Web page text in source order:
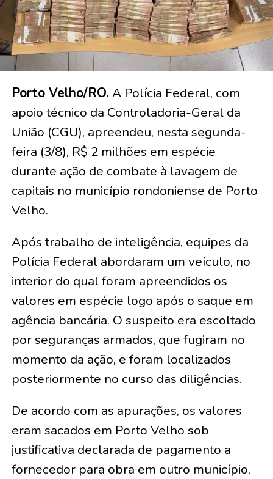
Porto Velho/RO. A Polícia Federal, com
apoio técnico da Controladoria-Geral da
União (CGU), apreendeu, nesta segunda-
feira (3/8), R$ 2 milhões em espécie
durante ação de combate à lavagem de
capitais no município rondoniense de Porto
Velho.
Após trabalho de inteligência, equipes da
Polícia Federal abordaram um veículo, no
interior do qual foram apreendidos os
valores em espécie logo após o saque em
agência bancária. O suspeito era escoltado
por seguranças armados, que fugiram no
momento da ação, e foram localizados
posteriormente no curso das diligências.
De acordo com as apurações, os valores
eram sacados em Porto Velho sob
justificativa declarada de pagamento a
fornecedor para obra em outro município,